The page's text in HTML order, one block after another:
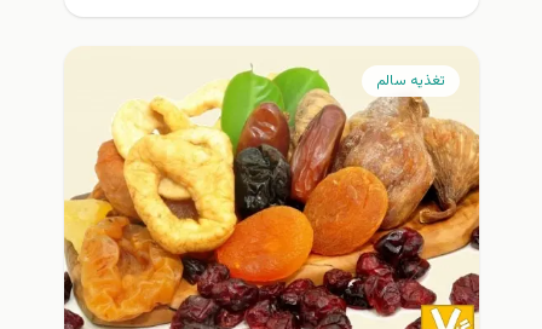
تغذيه سالم